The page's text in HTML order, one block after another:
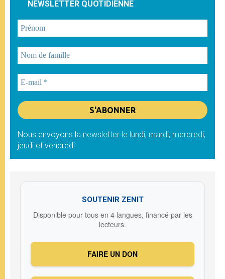
NEWSLETTER QUOTIDIENNE
Nous envoyons la newsletter le lundi, mardi, mercredi,
jeudi et vendredi
SOUTENIR ZENIT
Disponible pour tous en 4 langues, financé par les
lecteurs.
FAIRE UN DON